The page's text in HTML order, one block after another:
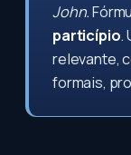
John.
particípio.
relevante,
formais,